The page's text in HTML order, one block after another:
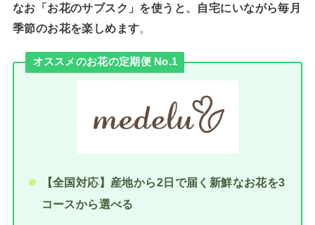
なお「お花のサブスク」を使うと、自宅にいながら毎月
季節のお花を楽しめます。
オススメのお花の定期便 No.1
【全国対応】産地から2日で届く新鮮なお花を3
コースから選べる